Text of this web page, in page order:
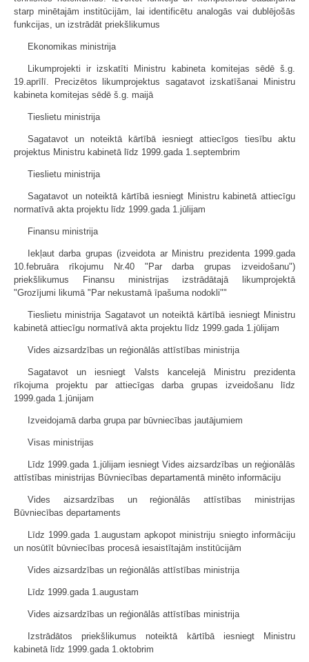
starp minētajām institūcijām, lai identificētu analogās vai dublējošās
funkcijas, un izstrādāt priekšlikumus
Ekonomikas ministrija
Likumprojekti ir izskatīti Ministru kabineta komitejas sēdē š.g.
19.aprīlī. Precizētos likumprojektus sagatavot izskatīšanai Ministru
kabineta komitejas sēdē š.g. maijā
Tieslietu ministrija
Sagatavot un noteiktā kārtībā iesniegt attiecīgos tiesību aktu
projektus Ministru kabinetā līdz 1999.gada 1.septembrim
Tieslietu ministrija
Sagatavot un noteiktā kārtībā iesniegt Ministru kabinetā attiecīgu
normatīvā akta projektu līdz 1999.gada 1.jūlijam
Finansu ministrija
Iekļaut darba grupas (izveidota ar Ministru prezidenta 1999.gada
10.februāra rīkojumu Nr.40 "Par darba grupas izveidošanu")
priekšlikumus Finansu ministrijas izstrādātajā likumprojektā
"Grozījumi likumā "Par nekustamā īpašuma nodokli""
Tieslietu ministrija Sagatavot un noteiktā kārtībā iesniegt Ministru
kabinetā attiecīgu normatīvā akta projektu līdz 1999.gada 1.jūlijam
Vides aizsardzības un reģionālās attīstības ministrija
Sagatavot un iesniegt Valsts kancelejā Ministru prezidenta
rīkojuma projektu par attiecīgas darba grupas izveidošanu līdz
1999.gada 1.jūnijam
Izveidojamā darba grupa par būvniecības jautājumiem
Visas ministrijas
Līdz 1999.gada 1.jūlijam iesniegt Vides aizsardzības un reģionālās
attīstības ministrijas Būvniecības departamentā minēto informāciju
Vides aizsardzības un reģionālās attīstības ministrijas
Būvniecības departaments
Līdz 1999.gada 1.augustam apkopot ministriju sniegto informāciju
un nosūtīt būvniecības procesā iesaistītajām institūcijām
Vides aizsardzības un reģionālās attīstības ministrija
Līdz 1999.gada 1.augustam
Vides aizsardzības un reģionālās attīstības ministrija
Izstrādātos priekšlikumus noteiktā kārtībā iesniegt Ministru
kabinetā līdz 1999.gada 1.oktobrim